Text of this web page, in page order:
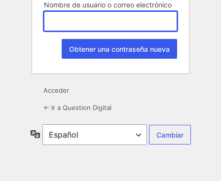
Nombre de usuario o correo electrónico
Acceder
← Ir a Question Digital
Idioma